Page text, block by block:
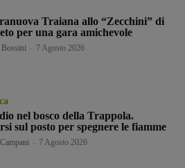
Traiana allo “Zecchini” di
per una gara amichevole
Bossini 7 Agosto 2026
nel bosco della Trappola.
sul posto per spegnere le fiamme
7 Agosto 2026